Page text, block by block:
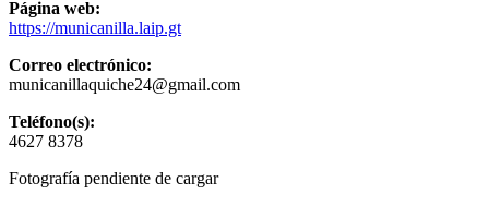
Página web:
https://municanilla.laip.gt
Correo electrónico:
municanillaquiche24@gmail.com
Teléfono(s):
4627 8378
Fotografía pendiente de cargar